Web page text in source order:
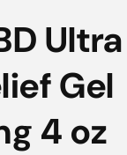
Ultra
Gel
4 oz